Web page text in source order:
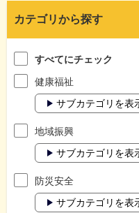
カテゴリから探す
すべてにチェック
健康福祉
サブカテゴリを表
地域振興
サブカテゴリを表
防災安全
サブカテゴリを表